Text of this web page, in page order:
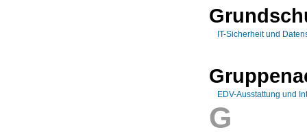
IT-Sicherheit und
EDV-Ausstattung und
G